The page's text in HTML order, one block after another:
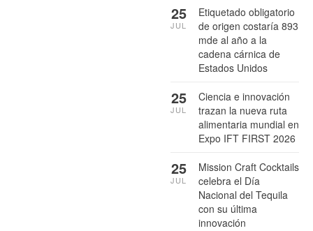
Etiquetado obligatorio
de origen costaría 893
mde al año a la
cadena cárnica de
Estados Unidos
25
JUL
Ciencia e innovación
trazan la nueva ruta
alimentaria mundial en
Expo IFT FIRST 2026
25
JUL
Mission Craft Cocktails
celebra el Día
Nacional del Tequila
con su última
innovación
25
JUL